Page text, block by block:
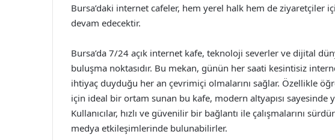
Bursa’daki internet cafeler, hem yerel halk hem de ziyaretçiler
devam edecektir.
Bursa’da 7/24 açık internet kafe, teknoloji severler ve dijital
buluşma noktasıdır. Bu mekan, günün her saati kesintisiz
ihtiyaç duyduğu her an çevrimiçi olmalarını sağlar. Özellikle
için ideal bir ortam sunan bu kafe, modern altyapısı sayesinde
Kullanıcılar, hızlı ve güvenilir bir bağlantı ile çalışmalarını
medya etkileşimlerinde bulunabilirler.